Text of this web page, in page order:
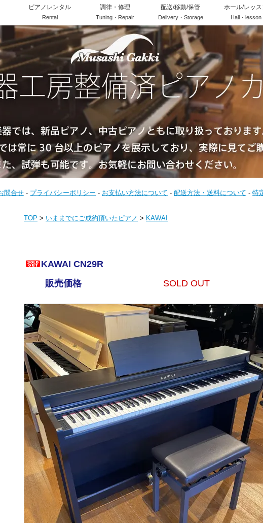
ピアノレンタル
Rental
調律・修理
Tuning・Repair
配送/移動/保管
Delivery・Storage
ホール/レッス
Hall・lesson
問合せ - プライバシーポリシー - お支払い方法について - 配送方法・送料について - 特
TOP > いままでにご成約頂いたピアノ > KAWAI
KAWAI CN29R
販売価格
SOLD OUT